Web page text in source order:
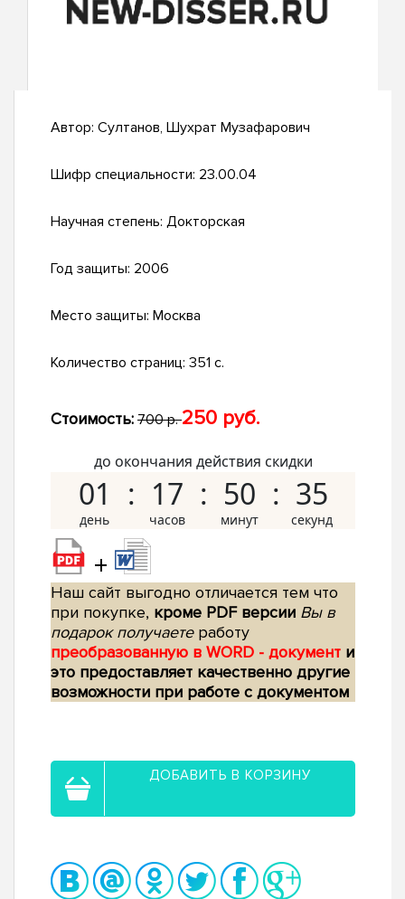
Автор: Султанов, Шухрат Музафарович
Шифр специальности: 23.00.04
Научная степень: Докторская
Год защиты: 2006
Место защиты: Москва
Количество страниц: 351 с.
Стоимость: 700 р.250 руб.
до окончания действия скидки
01 17 50 34
+
Наш сайт выгодно отличается тем что
при покупке, кроме PDF версии Вы в
подарок получаетеработу
преобразованную в WORD - документ и
это предоставляет качественно другие
возможности при работе с документом
ДОБАВИТЬ В КОРЗИНУ